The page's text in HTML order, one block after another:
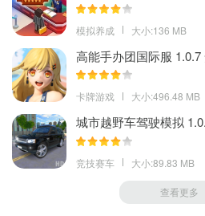
模拟养成 大小:136 MB
高能手办团国际服 1.0.7
卡牌游戏 大小:496.48 MB
城市越野车驾驶模拟
竞技赛车 大小:89.83 MB
查看更多